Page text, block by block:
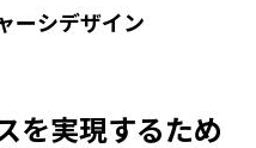
ーシデザイン
を実現するため